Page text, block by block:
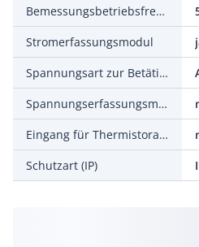
Bemessungsbetriebsfrequenz
Stromerfassungsmodul
Spannungsart zur Betätigung
Spannungserfassungsmodul
Eingang für Thermistoranschluss
Schutzart (IP)